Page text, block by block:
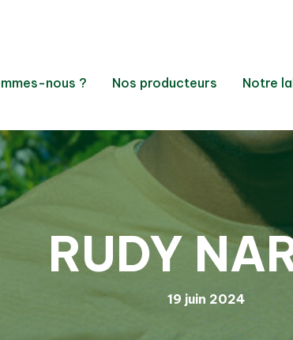
nous ? Nos producteurs Notre
RUDY
19 juin 2024